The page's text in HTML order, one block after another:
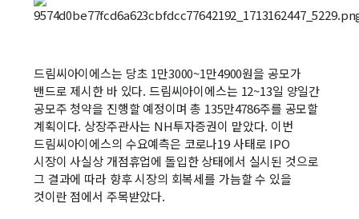
드림씨아이에스는 당초 1만3000~1만4900원을 공모가
밴드로 제시한 바 있다. 드림씨아이에스는 12~13일 양일간
공모주 청약을 진행할 예정이며 총 135만4786주를 공모할
계획이다. 상장주관사는 NH투자증권이 맡았다. 이번
드림씨아이에스의 수요예측은 코로나19 사태로 IPO
시장이 사실상 개점휴업에 돌입한 상태에서 실시된 것으로
그 결과에 따라 향후 시장의 회복세를 가늠할 수 있을
것이란 점에서 주목받았다.